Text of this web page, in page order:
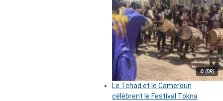
© (DR)
Le Tchad et le Cameroun
célèbrent le Festival Tokna